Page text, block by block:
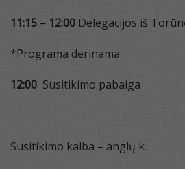
11:15 – 12:00 Delegacijos iš
*Programa derinama
12:00 Susitikimo pabaiga
Susitikimo kalba – anglų k.